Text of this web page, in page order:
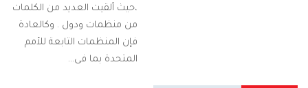
،حيث ألقيت العديد من الكلمات
من منظمات ودول . وكالعادة
فإن المنظمات التابعة للأمم
المتحدة بما فى…